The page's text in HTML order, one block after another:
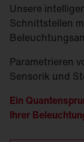
Unsere
Schnittstellen
Parametrieren
Sensorik und
Ein
Ihrer